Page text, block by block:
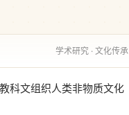
学术研究 · 文化传承
科文组织人类非物质文化